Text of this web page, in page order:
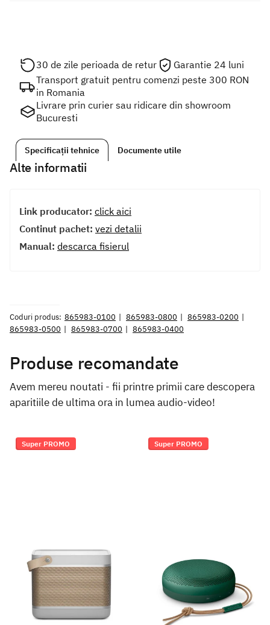
30 de zile perioada de retur
Garantie 24 luni
Transport gratuit pentru comenzi peste 300 RON
in Romania
Livrare prin curier sau ridicare din showroom
Bucuresti
Specificații tehnice Documente utile
Alte informatii
Link producator: click aici
Continut pachet: vezi detalii
Manual: descarca fisierul
Coduri produs: 865983-0100 865983-0800
865983-0200
865983-0500
865983-0700 865983-0400
Produse recomandate
Avem mereu noutati - fii printre primii care descopera
aparitiile de ultima ora in lumea audio-video!
Super PROMO Super PROMO